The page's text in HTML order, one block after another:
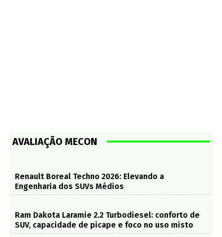
AVALIAÇÃO MECON
Renault Boreal Techno 2026: Elevando a
Engenharia dos SUVs Médios
Ram Dakota Laramie 2.2 Turbodiesel: conforto de
SUV, capacidade de picape e foco no uso misto